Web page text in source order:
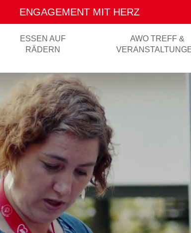
SOZIALE ARBEIT FÜR ALLE
ESSEN AUF
RÄDERN
AWO TREFF &